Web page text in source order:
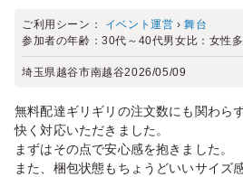
ご利用シーン： イベント運営 ›舞台
参加者の年齢：30代～40代男女比： 女性
埼玉県越谷市南越谷2026/05/09
無料配達ギリギリの注文数にも関わら
快く対応いただきました。
まずはその点で安心感を抱きました。
また、梱包状態もちょうどいいサイズ